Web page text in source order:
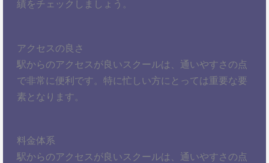
績をチェックしましょう。
アクセスの良さ
駅からのアクセスが良いスクールは、通いやすさの点
で非常に便利です。特に忙しい方にとっては重要な要
素となります。
料金体系
駅からのアクセスが良いスクールは、通いやすさの点